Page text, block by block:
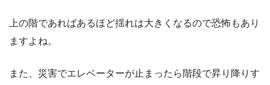
上の階であればあるほど揺れは大きくなるので恐怖もあり
ますよね。
また、災害でエレベーターが止まったら階段で昇り降りす